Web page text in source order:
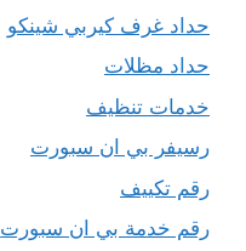
حداد غرف كيربي شينكو
حداد مظلات
خدمات تنظيف
رسيفر بي ان سبورت
رقم تكييف
رقم خدمة بي ان سبورت